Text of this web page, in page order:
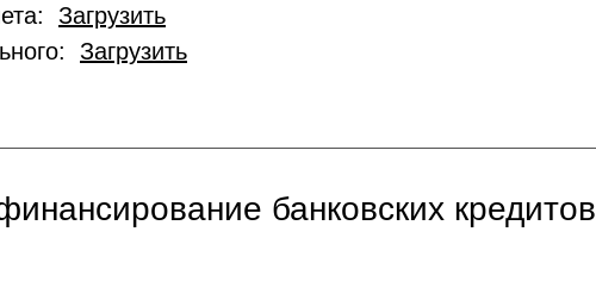
Загрузить
Загрузить
банковских кредитов